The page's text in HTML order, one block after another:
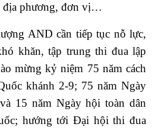
địa phương, đơn vị…
AND cần tiếp tục nỗ lực,
khăn, tập trung thi đua lập
mừng kỷ niệm 75 năm cách
khánh 2-9; 75 năm Ngày
15 năm Ngày hội toàn dân
hướng tới Đại hội thi đua